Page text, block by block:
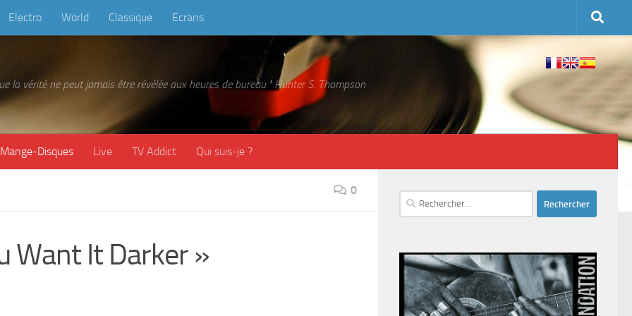
Electro World Classique Ecrans
la vérité ne peut jamais être révélée aux heures de bureau." Hunter S. Thompson
Mange-Disques Live TV Addict Qui suis-je ?
0
Want It Darker »
Rechercher :